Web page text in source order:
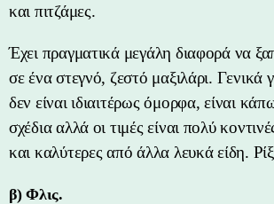
και πιτζάμες.
Έχει πραγματικά μεγάλη διαφορά να
σε ένα στεγνό, ζεστό μαξιλάρι. Γενικά
δεν είναι ιδιαιτέρως όμορφα, είναι
σχέδια αλλά οι τιμές είναι πολύ
και καλύτερες από άλλα λευκά είδη.
β) Φλις.